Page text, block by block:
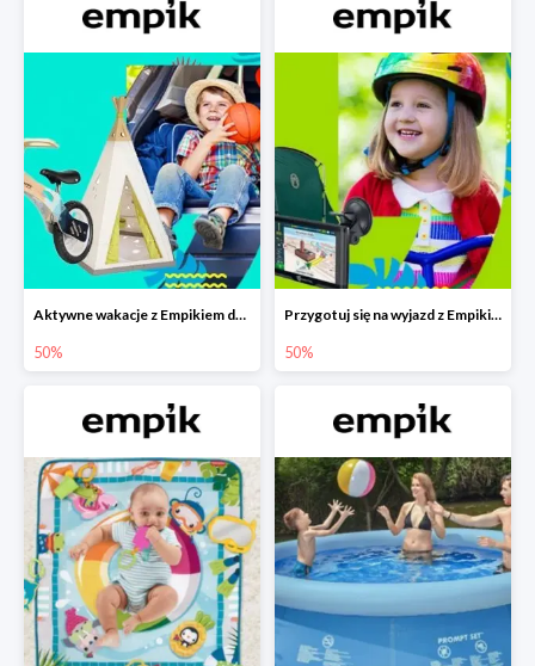
Aktywne wakacje z Empikiem do -50%
50%
Przygotuj się na wyjazd z Empikiem - rabaty do -50%
50%